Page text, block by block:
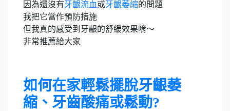
因為還沒有牙齦流血或牙齦萎縮的問題
我把它當作預防措施
但我真的感受到牙齦的舒緩效果唷～
非常推薦給大家
如何在家輕鬆擺脫牙齦萎
縮、牙齒酸痛或鬆動?